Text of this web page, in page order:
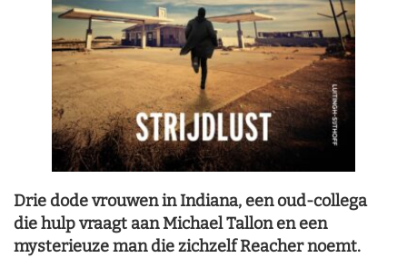
Drie dode vrouwen in Indiana, een oud-collega
die hulp vraagt aan Michael Tallon en een
mysterieuze man die zichzelf Reacher noemt.